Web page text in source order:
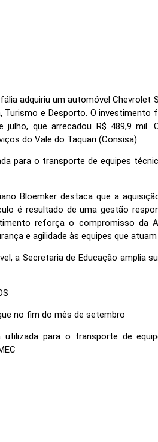
adquiriu um automóvel
Turismo e Desporto. O
julho, que arrecadou R$ 489,9
do Vale do Taquari (Consisa).
para o transporte de equipes
Bloemker destaca que a
é resultado de uma gestão
reforça o compromisso da
e agilidade às equipes que
a Secretaria de Educação amplia
no fim do mês de setembro
utilizada para o transporte de